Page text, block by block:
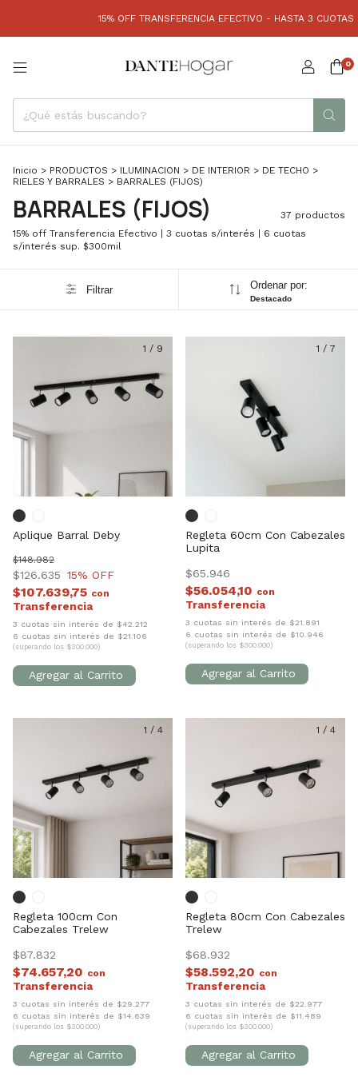
15% OFF TRANSFERENCIA EFECTIVO - HASTA 3 CUOTAS S/
0
Inicio > PRODUCTOS > ILUMINACION > DE INTERIOR > DE TECHO >
RIELES Y BARRALES > BARRALES (FIJOS)
BARRALES (FIJOS)
37 productos
15% off Transferencia Efectivo | 3 cuotas s/interés | 6 cuotas
s/interés sup. $300mil
Filtrar Ordenar por:
Destacado
1 / 9
Aplique Barral Deby
$126.635
$148.982
15% OFF
$107.639,75 con
3 cuotas sin interés de $42.212
6 cuotas sin interés de $21.106
(superando los $300.000)
1 / 7
Regleta 60cm Con Cabezales
Lupita
$65.946
$56.054,10 con
3 cuotas sin interés de $21.891
6 cuotas sin interés de $10.946
(superando los $300.000)
1 / 4
Regleta 100cm Con
Cabezales Trelew
$87.832
$74.657,20 con
3 cuotas sin interés de $29.277
6 cuotas sin interés de $14.639
(superando los $300.000)
1 / 4
Regleta 80cm Con Cabezales
Trelew
$68.932
$58.592,20 con
3 cuotas sin interés de $22.977
6 cuotas sin interés de $11.489
(superando los $300.000)